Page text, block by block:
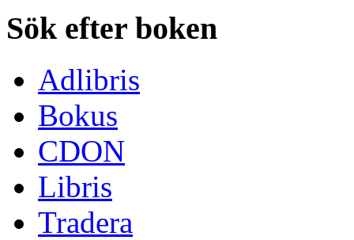
Sök efter boken
Adlibris
Bokus
CDON
Libris
Tradera